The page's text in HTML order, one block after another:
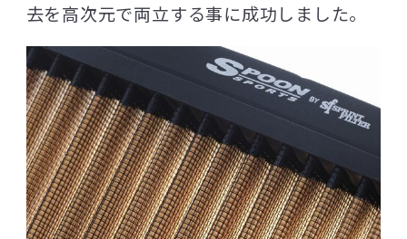
去を高次元で両立する事に成功しました。